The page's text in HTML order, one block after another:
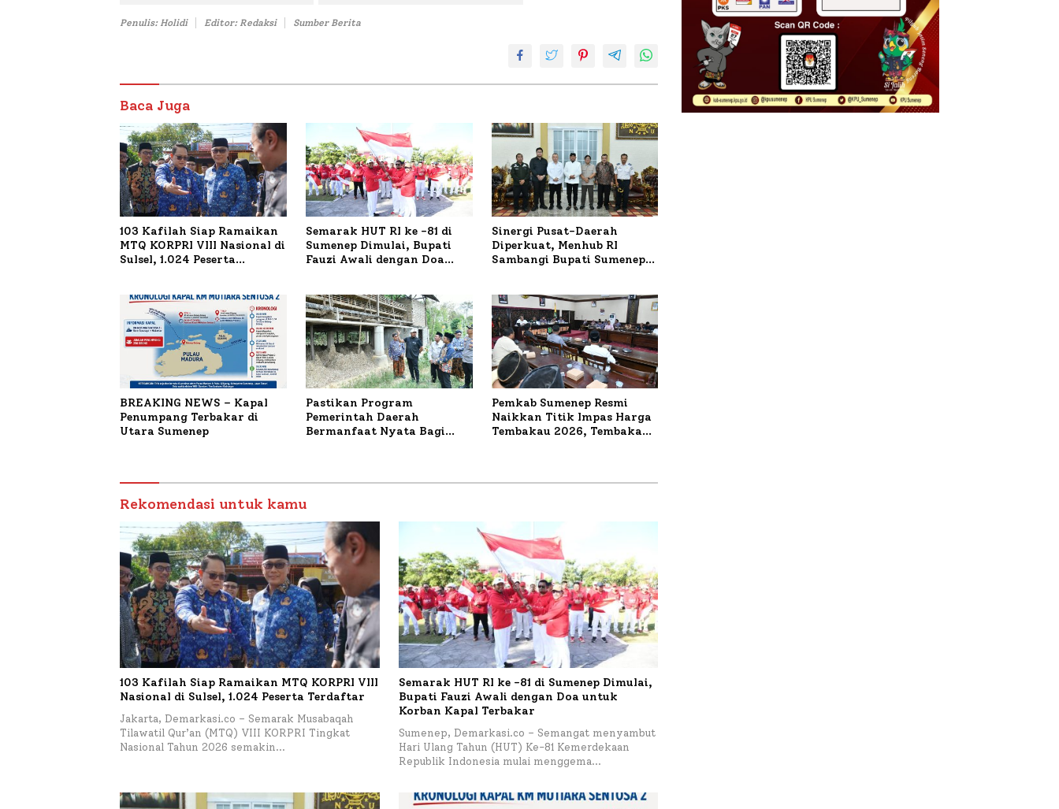
Penulis: Holidi Editor: Redaksi Sumber Berita
Baca Juga
103 Kafilah Siap Ramaikan
MTQ KORPRI VIII Nasional di
Sulsel, 1.024 Peserta
Semarak HUT RI ke -81 di
Sumenep Dimulai, Bupati
Fauzi Awali dengan Doa
Sinergi Pusat-Daerah
Diperkuat, Menhub RI
Sambangi Bupati Sumenep
BREAKING NEWS – Kapal
Penumpang Terbakar di
Utara Sumenep
Pastikan Program
Pemerintah Daerah
Bermanfaat Nyata Bagi
Petelur di Desa Bataal Timur
Pemkab Sumenep Resmi
Naikkan Titik Impas Harga
Tembakau 2026, Tembakau
Rekomendasi untuk kamu
103 Kafilah Siap Ramaikan MTQ KORPRI VIII
Nasional di Sulsel, 1.024 Peserta Terdaftar
Jakarta, Demarkasi.co – Semarak Musabaqah
Tilawatil Qur’an (MTQ) VIII KORPRI Tingkat
Nasional Tahun 2026 semakin…
Semarak HUT RI ke -81 di Sumenep Dimulai,
Bupati Fauzi Awali dengan Doa untuk
Korban Kapal Terbakar
Sumenep, Demarkasi.co – Semangat menyambut
Hari Ulang Tahun (HUT) Ke-81 Kemerdekaan
Republik Indonesia mulai menggema…